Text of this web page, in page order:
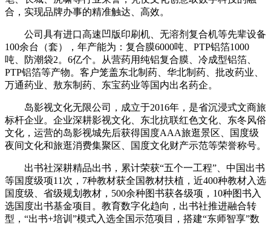
合，实现品牌办事的精准触达、高效。
公司具有进口高速凹版印刷机、无溶剂复合机等先辈设备
100余台（套），年产能为：复合膜6000吨、PTP铝箔1000
吨、防潮袋2。6亿个。从营药用纯铝复合膜、冷成型铝箔、
PTP铝箔等产物。客户笼盖东北制药、华北制药、批改药业、
万通药业、敖东制药、东宝药业等国内出名药企。
岛影视文化无限公司，成立于2016年，是省沉浸式文商旅
标杆企业。企业深耕影视文化、东北抗联红色文化、东冬风俗
文化，运营的岛影视城先后获得国度AAA旅逛景区、国度级
夜间文化和旅逛消费集聚区、国度文化财产示范等荣誉称号。
出书社深耕精品出书，累计荣获“五个一工程”、中国出书
等国度级项11次，7种教材获全国教材扶植，近400种教材入选
国度级、省级规划教材，500余种图书获各级项，10种图书入
选国度出书基金项目。教育数字化趋向，出书社推进融合转
型，“出书+培训”模式入选全国示范项目，搭建“东师智享”数